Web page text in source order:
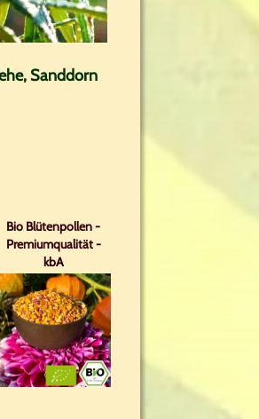
Sanddorn
Bio Blütenpollen -
Premiumqualität -
kbA